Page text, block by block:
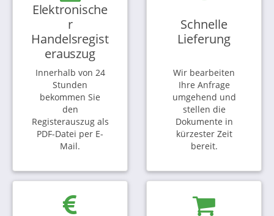
Elektronische
r
Handelsregist
erauszug
Innerhalb von 24
Stunden
bekommen Sie
den
Registerauszug als
PDF-Datei per E-
Mail.
Schnelle
Lieferung
Wir bearbeiten
Ihre Anfrage
umgehend und
stellen die
Dokumente in
kürzester Zeit
bereit.